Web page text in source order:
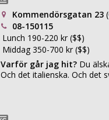
Kommendörsgatan 23
08-150115
Lunch 190-220 kr ($$)
Middag 350-700 kr ($$)
Varför går jag hit? Du
Och det italienska. Och det